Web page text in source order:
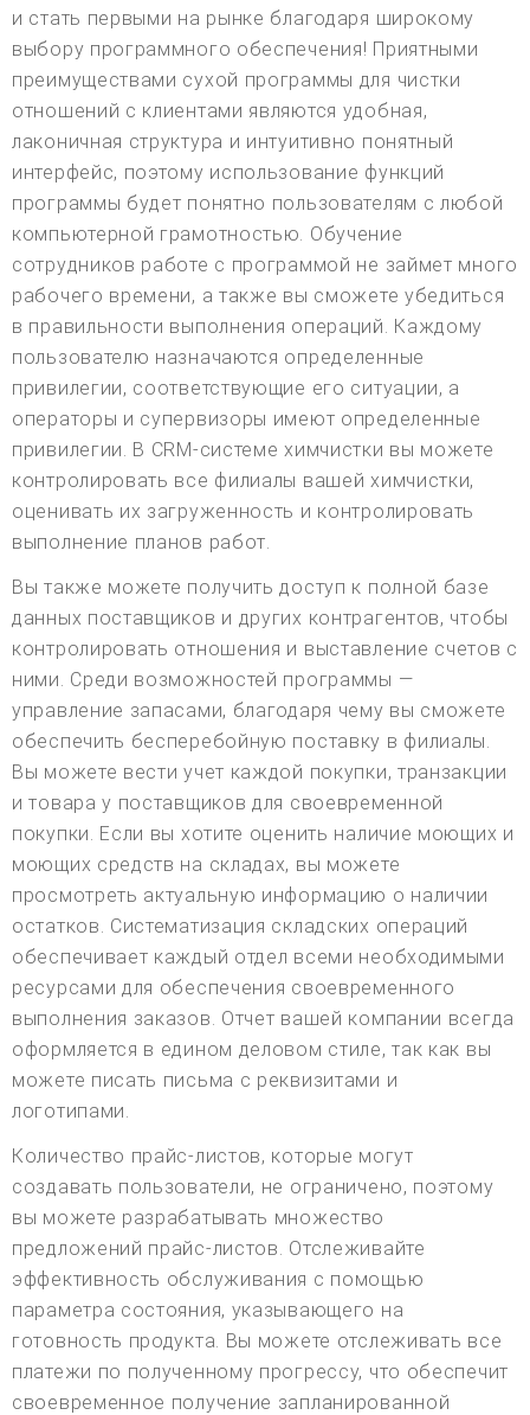
и стать первыми на рынке благодаря широкому
выбору программного обеспечения! Приятными
преимуществами сухой программы для чистки
отношений с клиентами являются удобная,
лаконичная структура и интуитивно понятный
интерфейс, поэтому использование функций
программы будет понятно пользователям с любой
компьютерной грамотностью. Обучение
сотрудников работе с программой не займет много
рабочего времени, а также вы сможете убедиться
в правильности выполнения операций. Каждому
пользователю назначаются определенные
привилегии, соответствующие его ситуации, а
операторы и супервизоры имеют определенные
привилегии. В CRM-системе химчистки вы можете
контролировать все филиалы вашей химчистки,
оценивать их загруженность и контролировать
выполнение планов работ.
Вы также можете получить доступ к полной базе
данных поставщиков и других контрагентов, чтобы
контролировать отношения и выставление счетов с
ними. Среди возможностей программы —
управление запасами, благодаря чему вы сможете
обеспечить бесперебойную поставку в филиалы.
Вы можете вести учет каждой покупки, транзакции
и товара у поставщиков для своевременной
покупки. Если вы хотите оценить наличие моющих и
моющих средств на складах, вы можете
просмотреть актуальную информацию о наличии
остатков. Систематизация складских операций
обеспечивает каждый отдел всеми необходимыми
ресурсами для обеспечения своевременного
выполнения заказов. Отчет вашей компании всегда
оформляется в едином деловом стиле, так как вы
можете писать письма с реквизитами и
логотипами.
Количество прайс-листов, которые могут
создавать пользователи, не ограничено, поэтому
вы можете разрабатывать множество
предложений прайс-листов. Отслеживайте
эффективность обслуживания с помощью
параметра состояния, указывающего на
готовность продукта. Вы можете отслеживать все
платежи по полученному прогрессу, что обеспечит
своевременное получение запланированной